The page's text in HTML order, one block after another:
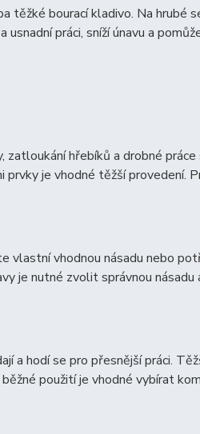
těžké bourací kladivo. Na hrubé
práci, sníží únavu a
hřebíků a drobné
prvky je vhodné těžší provedení.
vlastní vhodnou násadu nebo
je nutné zvolit správnou násadu
a hodí se pro přesnější práci.
použití je vhodné vybírat